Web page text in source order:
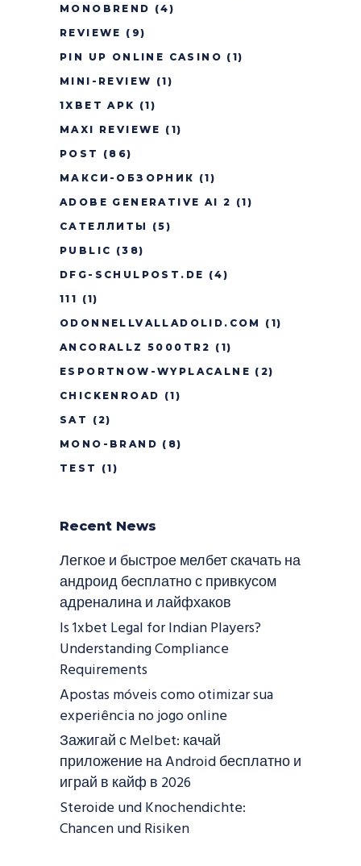
MONOBREND (4)
REVIEWE (9)
PIN UP ONLINE CASINO (1)
MINI-REVIEW (1)
1XBET APK (1)
MAXI REVIEWE (1)
POST
(86)
МАКСИ-ОБЗОРНИК (1)
ADOBE GENERATIVE AI 2 (1)
САТЕЛЛИТЫ
(5)
PUBLIC (38)
DFG-SCHULPOST.DE (4)
111 (1)
ODONNELLVALLADOLID.COM
(1)
ANCORALLZ 5000TR2 (1)
ESPORTNOW-WYPLACALNE (2)
CHICKENROAD (1)
SAT
(2)
MONO-BRAND (8)
TEST
(1)
Recent News
Легкое и быстрое мелбет скачать на
андроид бесплатно с привкусом
адреналина и лайфхаков
Is 1xbet Legal for Indian Players?
Understanding Compliance
Requirements
Apostas móveis como otimizar sua
experiência no jogo online
Зажигай с Melbet: качай
приложение на Android бесплатно и
играй в кайф в 2026
Steroide und Knochendichte:
Chancen und Risiken